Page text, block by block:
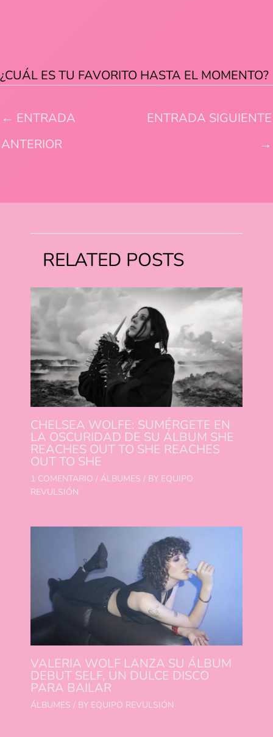
¿CUÁL ES TU FAVORITO HASTA EL MOMENTO?
← ENTRADA
ANTERIOR
ENTRADA SIGUIENTE
→
RELATED POSTS
CHELSEA WOLFE: SUMÉRGETE EN
LA OSCURIDAD DE SU ÁLBUM SHE
REACHES OUT TO SHE REACHES
OUT TO SHE
1 COMENTARIO / ÁLBUMES / BY EQUIPO
REVULSIÓN
VALERIA WOLF LANZA SU ÁLBUM
DEBUT SELF, UN DULCE DISCO
PARA BAILAR
ÁLBUMES / BY EQUIPO REVULSIÓN